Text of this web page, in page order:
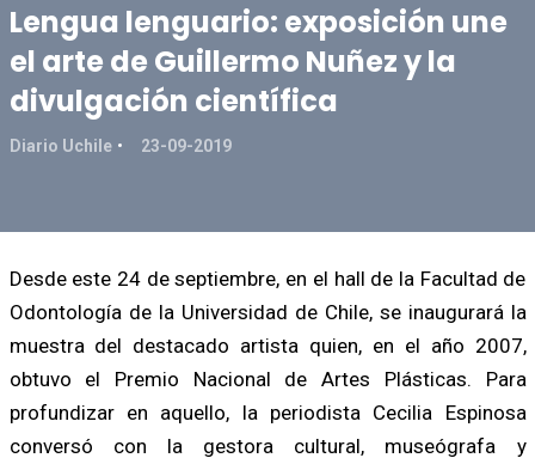
Lengua lenguario: exposición une
el arte de Guillermo Nuñez y la
divulgación científica
Diario Uchile 23-09-2019
Desde este 24 de septiembre, en el hall de la Facultad de
Odontología de la Universidad de Chile, se inaugurará la
muestra del destacado artista quien, en el año 2007,
obtuvo el Premio Nacional de Artes Plásticas. Para
profundizar en aquello, la periodista Cecilia Espinosa
conversó con la gestora cultural, museógrafa y